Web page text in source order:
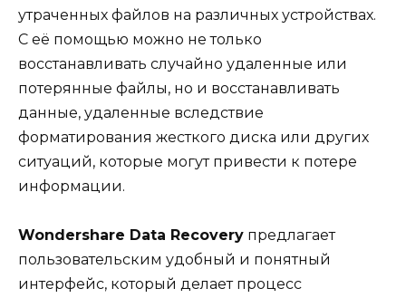
утраченных файлов на различных устройствах.
С её помощью можно не только
восстанавливать случайно удаленные или
потерянные файлы, но и восстанавливать
данные, удаленные вследствие
форматирования жесткого диска или других
ситуаций, которые могут привести к потере
информации.
Wondershare Data Recovery предлагает
пользовательским удобный и понятный
интерфейс, который делает процесс